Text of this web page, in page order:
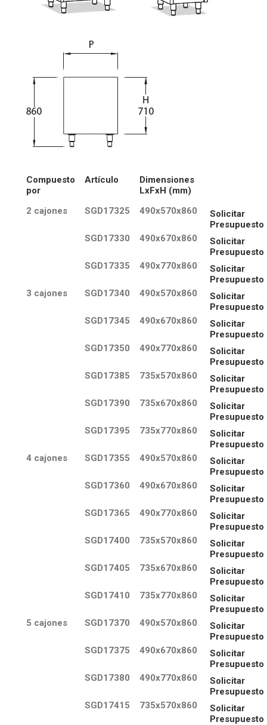
Compuesto
por
Artículo
Dimensiones
LxFxH (mm)
2 cajones
SGD17325 490x570x860
Solicitar
Presupuesto
SGD17330
490x670x860
Solicitar
Presupuesto
SGD17335
490x770x860
Solicitar
Presupuesto
3 cajones
SGD17340 490x570x860
Solicitar
Presupuesto
SGD17345
490x670x860
Solicitar
Presupuesto
SGD17350
490x770x860
Solicitar
Presupuesto
SGD17385
735x570x860
Solicitar
Presupuesto
SGD17390
735x670x860
Solicitar
Presupuesto
SGD17395
735x770x860
Solicitar
Presupuesto
4 cajones
SGD17355 490x570x860
Solicitar
Presupuesto
SGD17360
490x670x860
Solicitar
Presupuesto
SGD17365
490x770x860
Solicitar
Presupuesto
SGD17400
735x570x860
Solicitar
Presupuesto
SGD17405
735x670x860
Solicitar
Presupuesto
SGD17410
735x770x860
Solicitar
Presupuesto
5 cajones
SGD17370 490x570x860
Solicitar
Presupuesto
SGD17375
490x670x860
Solicitar
Presupuesto
SGD17380
490x770x860
Solicitar
Presupuesto
SGD17415
735x570x860
Solicitar
Presupuesto